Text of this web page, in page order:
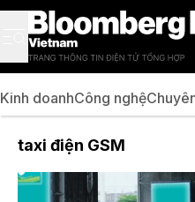
Kinh doanhCông nghệ
taxi điện GSM